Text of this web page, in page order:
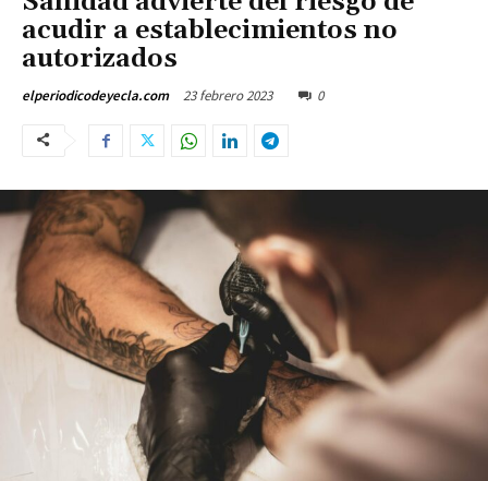
acudir a establecimientos no
autorizados
elperiodicodeyecla.com 23 febrero 2023 0